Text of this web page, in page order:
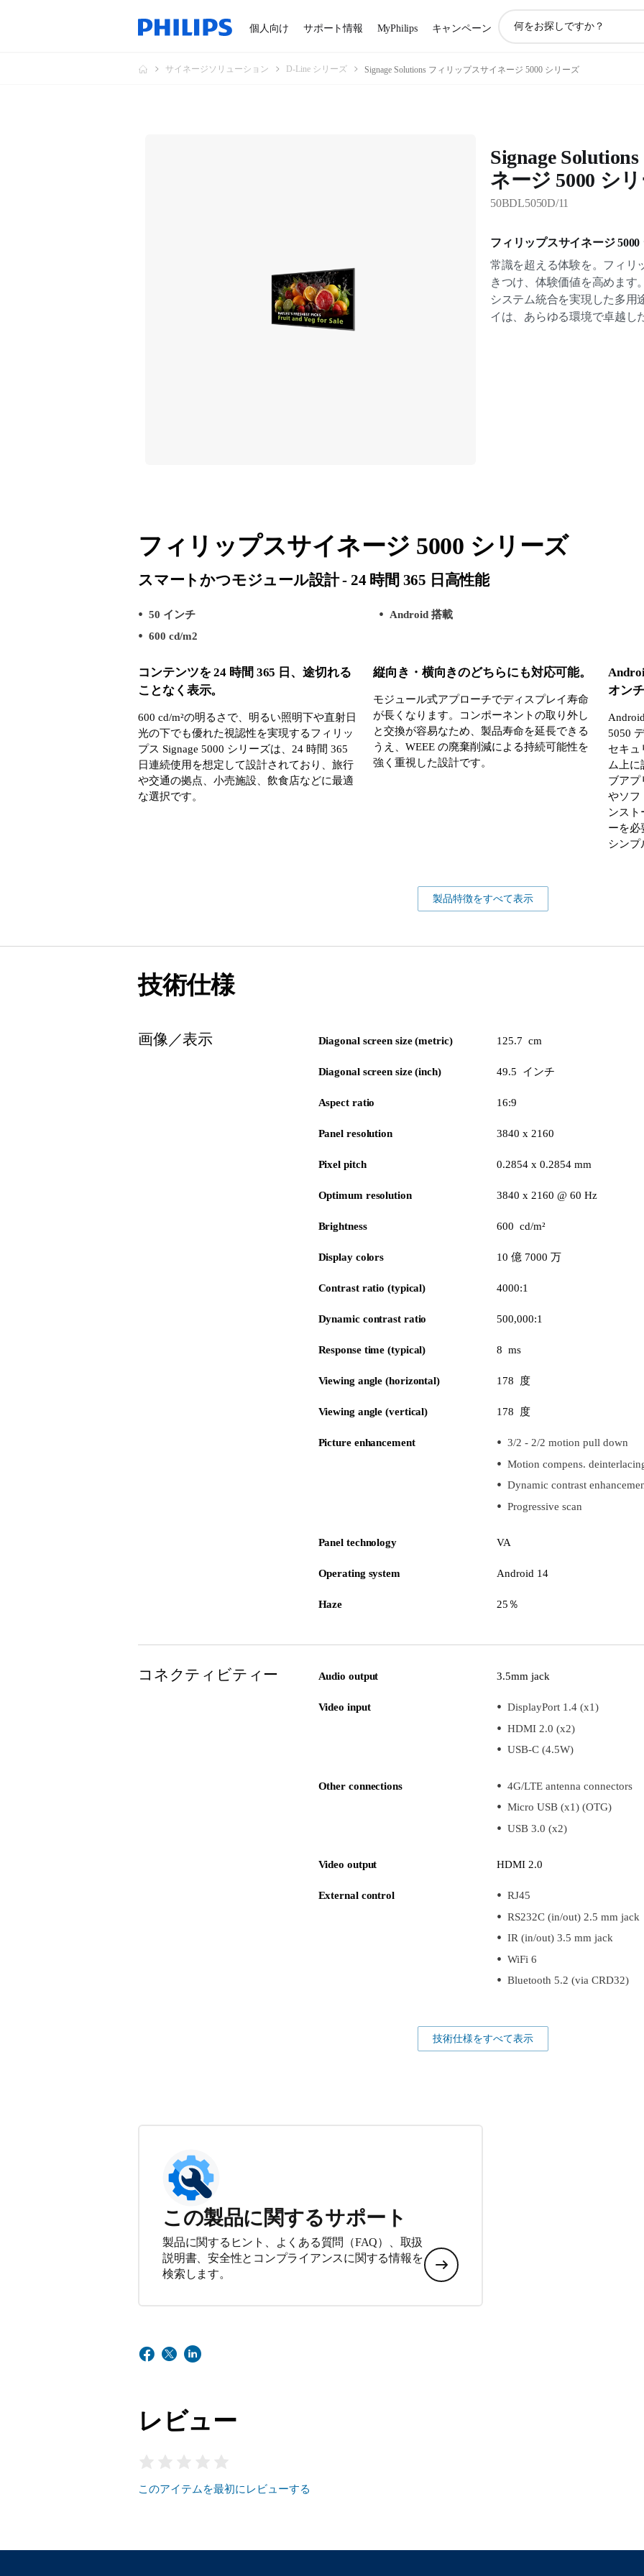
個人向け サポート情報 MyPhilips キャンペーン
ン
索
サイネージソリューション D-Line シリーズ Signage Solutions フィリップスサイネージ 5000 シリーズ
Signage
ネージ 5000 シ
50BDL5050D/11
フィリップスサイネージ 5000
常識を超える体験を。フィリ
きつけ、体験価値を高めます
システム統合を実現した多用
イは、あらゆる環境で卓越し
フィリップスサイネージ 5000 シリーズ
スマートかつモジュール設計 - 24 時間 365 日高性能
50 インチ
Android 搭載
600 cd/m2
コンテンツを 24 時間 365 日、途切れる
ことなく表示。
600 cd/m²の明るさで、明るい照明下や直射日
光の下でも優れた視認性を実現するフィリッ
プス Signage 5000 シリーズは、24 時間 365
日連続使用を想定して設計されており、旅行
や交通の拠点、小売施設、飲食店などに最適
な選択です。
縦向き・横向きのどちらにも対応可能。
モジュール式アプローチでディスプレイ寿命
が長くなります。コンポーネントの取り外し
と交換が容易なため、製品寿命を延長できる
うえ、WEEE の廃棄削減による持続可能性を
強く重視した設計です。
オン
5050
セキュ
ム上
ブアプ
やソフ
ンス
ーを必
シンプ
製品特徴をすべて表示
技術仕様
画像／表示 Diagonal screen size (metric) 125.7 cm
Diagonal screen size (inch) 49.5 インチ
Aspect ratio 16:9
Panel resolution 3840 x 2160
Pixel pitch 0.2854 x 0.2854 mm
Optimum resolution 3840 x 2160 @ 60 Hz
Brightness 600 cd/m²
Display colors 10 億 7000 万
Contrast ratio (typical) 4000:1
Dynamic contrast ratio 500,000:1
Response time (typical) 8 ms
Viewing angle (horizontal) 178 度
Viewing angle (vertical) 178 度
Picture enhancement
3/2 - 2/2 motion pull down
Motion compens.
Dynamic contrast
Progressive scan
Panel technology VA
Operating system Android 14
Haze 25％
コネクティビティー Audio output 3.5mm jack
Video input
DisplayPort 1.4 (x1)
HDMI 2.0 (x2)
USB-C (4.5W)
Other connections
4G/LTE antenna connectors
Micro USB (x1) (OTG)
USB 3.0 (x2)
Video output HDMI 2.0
External control
RJ45
RS232C (in/out) 2.5 mm jack
IR (in/out) 3.5 mm jack
WiFi 6
Bluetooth 5.2 (via CRD32)
技術仕様をすべて表示
この製品に関するサポート
製品に関するヒント、よくある質問（FAQ）、取扱
説明書、安全性とコンプライアンスに関する情報を
検索します。
レビュー
このアイテムを最初にレビューする